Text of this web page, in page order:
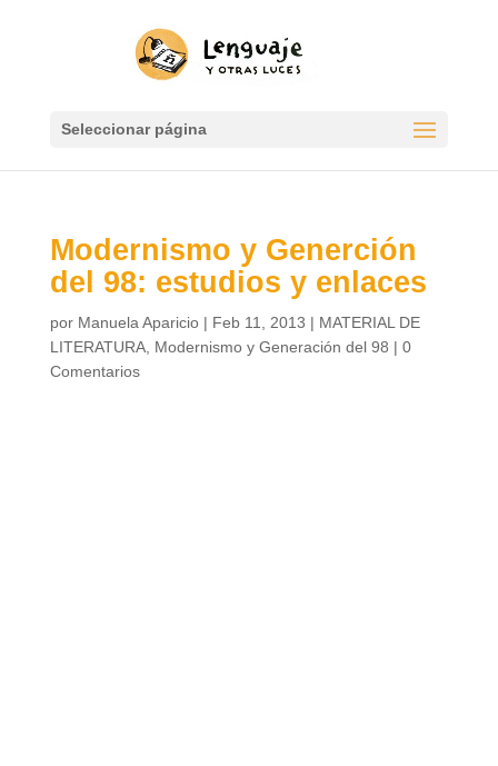
Seleccionar página
Modernismo y Generción
del 98: estudios y enlaces
por Manuela Aparicio| Feb 11, 2013 | MATERIAL DE
LITERATURA, Modernismo y Generación del 98 | 0
Comentarios